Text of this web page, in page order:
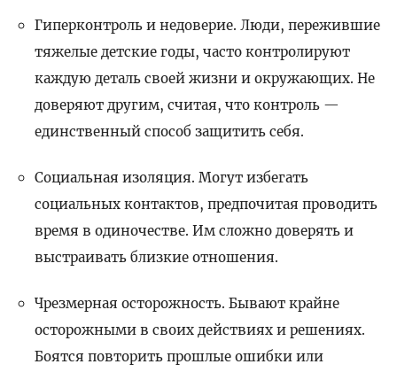
Гиперконтроль и недоверие. Люди, пережившие
тяжелые детские годы, часто контролируют
каждую деталь своей жизни и окружающих. Не
доверяют другим, считая, что контроль —
единственный способ защитить себя.
Социальная изоляция. Могут избегать
социальных контактов, предпочитая проводить
время в одиночестве. Им сложно доверять и
выстраивать близкие отношения.
Чрезмерная осторожность. Бывают крайне
осторожными в своих действиях и решениях.
Боятся повторить прошлые ошибки или